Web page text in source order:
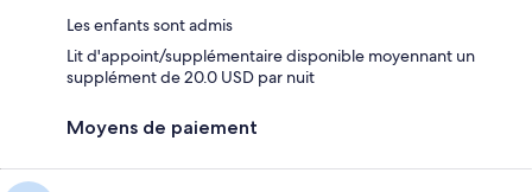
Les enfants sont admis
Lit d'appoint/supplémentaire disponible moyennant un
supplément de 20.0 USD par nuit
Moyens de paiement